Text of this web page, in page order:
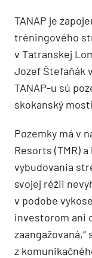
TANAP je
tréningového
v Tatranskej
Jozef Štefaňák
TANAP-u sú
skokanský
Pozemky má v
Resorts (TMR)
vybudovania
svojej réžii
v podobe
investorom ani
z